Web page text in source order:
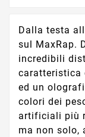
Dalla testa
sul MaxRap.
incredibili
caratteristica
ed un
colori dei
artificiali più
ma non solo,